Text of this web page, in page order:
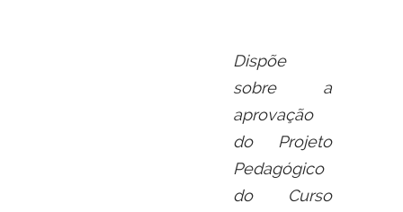
Dispõe
sobre a
aprovação
do Projeto
Pedagógico
do Curso